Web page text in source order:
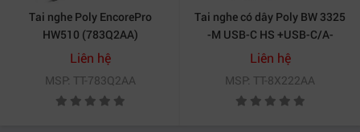
Tai nghe Poly EncorePro
HW510 (783Q2AA)
Liên hệ
MSP: TT-783Q2AA
Tai nghe có dây Poly BW 3325
-M USB-C HS +USB-C/A-
8X222AA
Liên hệ
MSP: TT-8X222AA